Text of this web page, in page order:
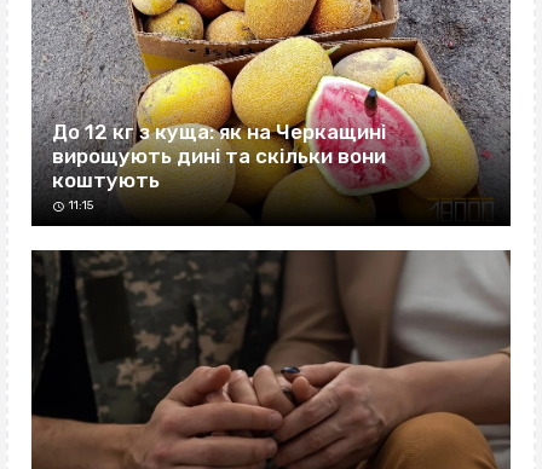
До 12 кг з куща: як на Черкащині
вирощують дині та скільки вони
коштують
11:15